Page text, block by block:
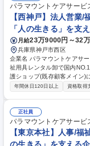
ーの方と信頼関係構築し担
ご自宅を定期訪問し、快適
を行います 募集職種 【荒川】未経験歓迎/福祉用具の提案営業/社会貢献高/
安定性・成長性◎
パラマウントケアサービ
【西神戸】法人営業/
「人の生きる」を支
月給23万9000円～32
兵庫県神戸市西区
企業名 パラマウントケアサービス株式会社 求人
祉用具レンタル卸で国内NO.1「人
護ショップ(既存顧客メイン)
案を行っていただきます。
す。介護ショップに対して、
いただける関係構築が重要と
す。既存顧客メインで1日7
問。介護ショップ向けに製
年間休日120日以上 資格取得
正社員
パラマウントケアサービ
【東京本社】人事/福
の生きる」を支える